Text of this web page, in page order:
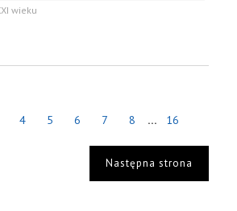
wieku
4 5 6 7 8 ... 16
Następna strona